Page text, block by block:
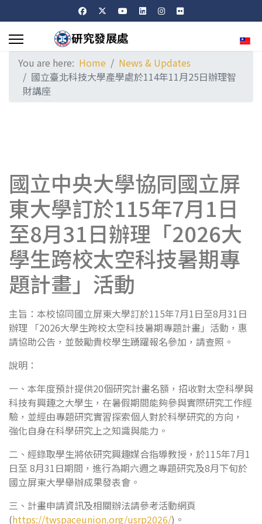
You are here: Home
News & Updates
國立臺北科技大學產學處於114年11月25日辦理智
財講座
國立中央大學協同國立屏
東大學訂於115年7月1日
至8月31日辦理「2026大
學生跨校太空科技暑期專
題計畫」活動
主旨：本校協同國立屏東大學訂於115年7月1日至8月31日
辦理 「2026大學生跨校太空科技暑期專題計畫」活動，惠
請協助公告，並鼓勵貴校學生踴躍報名參加，請查照。
說明：
一、本年度預計提供20個研究計畫名額，招收對太空科學與
科技有興趣之大學生，在暑假期間能夠參與實際研究工作經
驗，並經由專題研究實習探索個人對於科學研究的方向，
強化自身在科學研究上之知識與能力。
二、經錄取學生將依研究興趣媒合指導教授，於115年7月1
日至 8月31日期間，進行為期六週之專題研究及8月下旬於
國立屏東大學舉辦成果發表會。
三、計畫申請資訊及相關辦法請參考活動網頁
(https://twspaceunion.org/usrp2026/)。